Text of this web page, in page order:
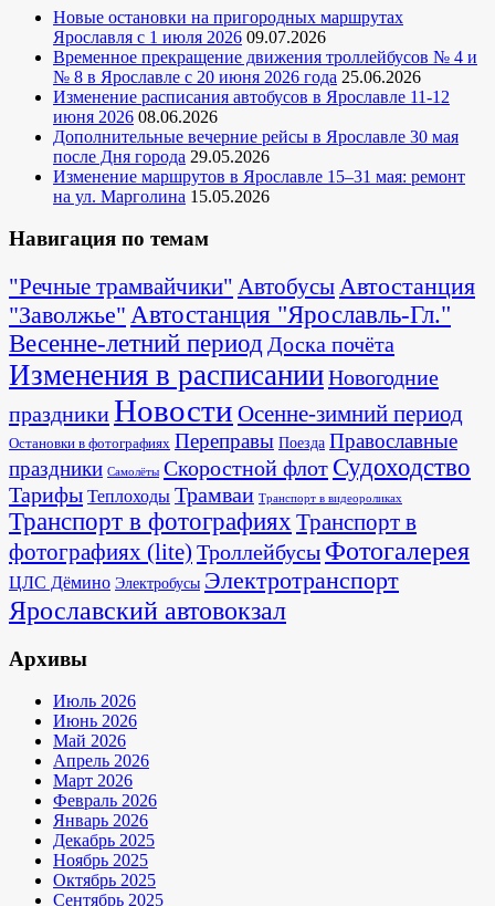
Новые остановки на пригородных маршрутах
Ярославля с 1 июля 2026 09.07.2026
Временное прекращение движения троллейбусов № 4 и
№ 8 в Ярославле с 20 июня 2026 года 25.06.2026
Изменение расписания автобусов в Ярославле 11-12
июня 2026 08.06.2026
Дополнительные вечерние рейсы в Ярославле 30 мая
после Дня города 29.05.2026
Изменение маршрутов в Ярославле 15–31 мая: ремонт
на ул. Марголина 15.05.2026
Навигация по темам
"Речные трамвайчики" Автобусы Автостанция
"Заволжье" Автостанция "Ярославль-Гл."
Весенне-летний период Доска почёта
Изменения в расписанииНовогодние
праздникиНовости Осенне-зимний период
Остановки в фотографиях Переправы Поезда Православные
праздники Самолёты Скоростной флот Судоходство
Тарифы Теплоходы Трамваи Транспорт в видеороликах
Транспорт в фотографиях Транспорт в
фотографиях (lite) Троллейбусы Фотогалерея
ЦЛС Дёмино Электробусы Электротранспорт
Ярославский автовокзал
Архивы
Июль 2026
Июнь 2026
Май 2026
Апрель 2026
Март 2026
Февраль 2026
Январь 2026
Декабрь 2025
Ноябрь 2025
Октябрь 2025
Сентябрь 2025